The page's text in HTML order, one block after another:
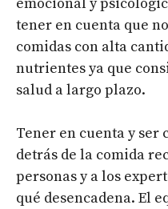
tener en cuenta que
comidas con alta
nutrientes ya que
salud a largo plazo.
Tener en cuenta y ser
detrás de la comida
personas y a los
qué desencadena. El